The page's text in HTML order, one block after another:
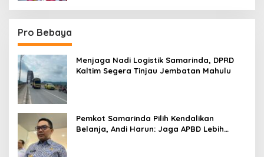
Pro Bebaya
Menjaga Nadi Logistik Samarinda, DPRD
Kaltim Segera Tinjau Jembatan Mahulu
Pemkot Samarinda Pilih Kendalikan
Belanja, Andi Harun: Jaga APBD Lebih